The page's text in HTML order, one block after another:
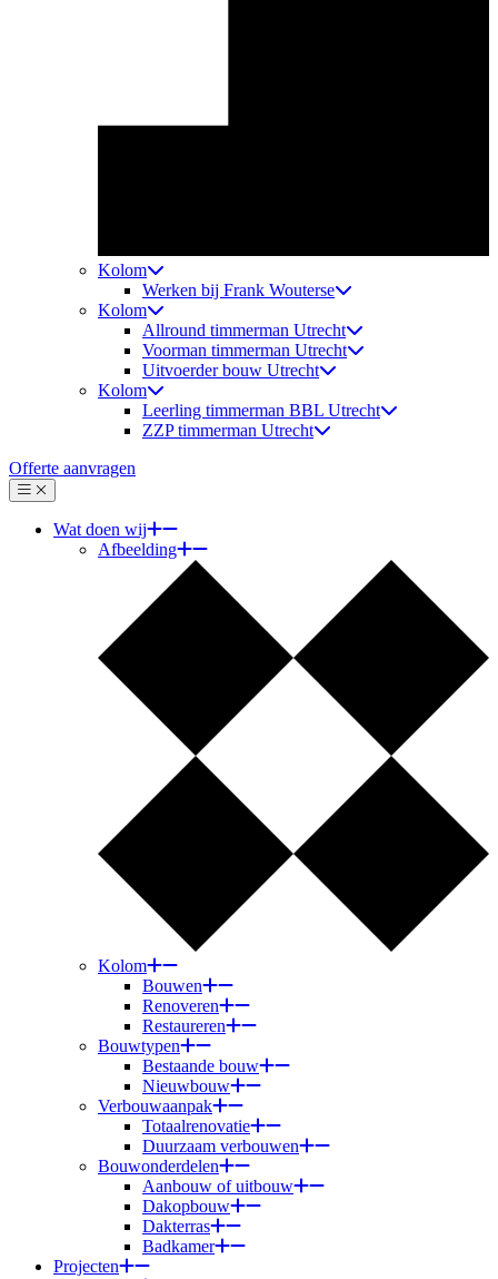
Kolom
Werken bij Frank Wouterse
Kolom
Allround timmerman Utrecht
Voorman timmerman Utrecht
Uitvoerder bouw Utrecht
Kolom
Leerling timmerman BBL Utrecht
ZZP timmerman Utrecht
Offerte aanvragen
Menu
Sluiten
Wat doen wij
Afbeelding
Kolom
Bouwen
Renoveren
Restaureren
Bouwtypen
Bestaande bouw
Nieuwbouw
Verbouwaanpak
Totaalrenovatie
Duurzaam verbouwen
Bouwonderdelen
Aanbouw of uitbouw
Dakopbouw
Dakterras
Badkamer
Projecten